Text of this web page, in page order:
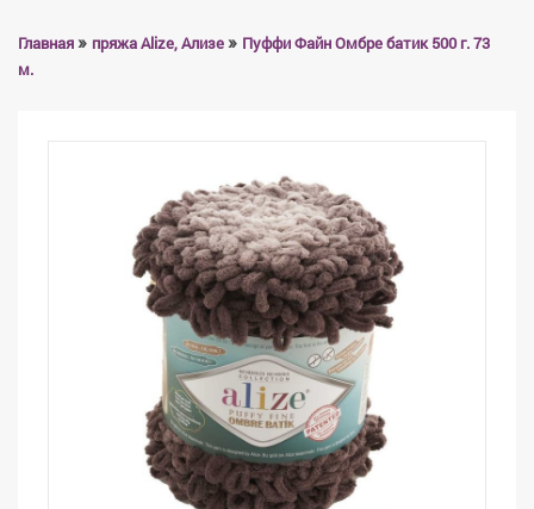
Главная» пряжа Alize, Ализе» Пуффи Файн Омбре батик 500 г. 73
м.